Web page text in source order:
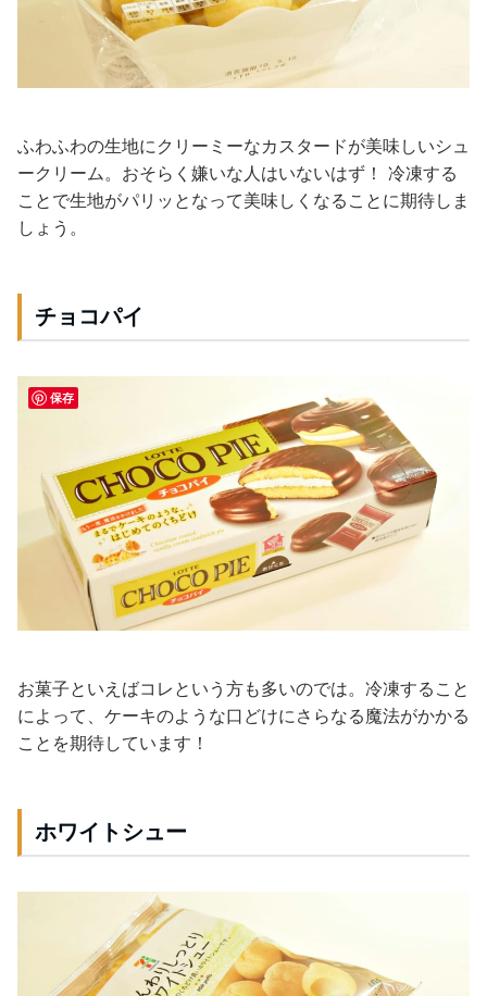
ふわふわの生地にクリーミーなカスタードが美味しいシュ
ークリーム。おそらく嫌いな人はいないはず！ 冷凍する
ことで生地がパリッとなって美味しくなることに期待しま
しょう。
チョコパイ
お菓子といえばコレという方も多いのでは。冷凍すること
によって、ケーキのような口どけにさらなる魔法がかかる
ことを期待しています！
ホワイトシュー
保存